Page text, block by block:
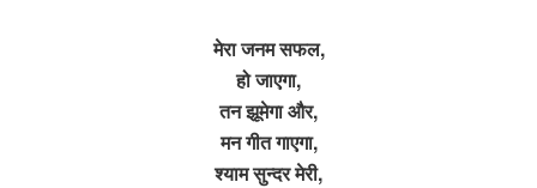
मेरा जनम सफल,
हो जाएगा,
तन झूमेगा और,
मन गीत गाएगा,
श्याम सुन्दर मेरी,